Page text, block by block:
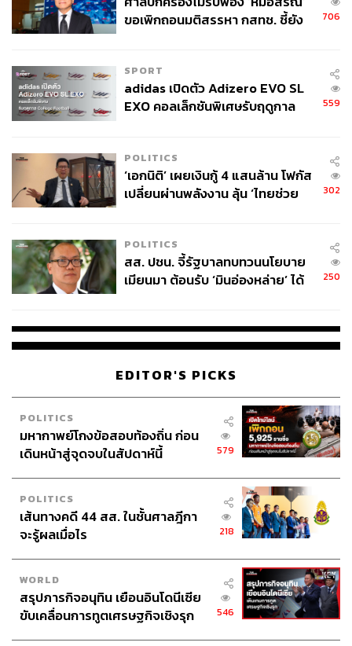
ขอเพิกถอนมติสรรหา กสทช. ชี้ยัง
706
SPORT
adidas เปิดตัว Adizero EVO SL
EXO คอลเล็กชันพิเศษรับฤดูกาล
559
POLITICS
‘เอกนิติ’ เผยเงินกู้ 4 แสนล้าน โฟกัส
เปลี่ยนผ่านพลังงาน ลุ้น ‘ไทยช่วย
302
POLITICS
สส. ปชน. จี้รัฐบาลทบทวนนโยบาย
เมียนมา ต้อนรับ ‘มินอ่องหล่าย’ ได้
250
EDITOR'S PICKS
POLITICS
มหากาพย์โกงข้อสอบท้องถิ่น ก่อน
เดินหน้าสู่จุดจบในสัปดาห์นี้
579
POLITICS
เส้นทางคดี 44 สส. ในชั้นศาลฎีกา
จะรู้ผลเมื่อไร
218
WORLD
สรุปภารกิจอนุทิน เยือนอินโดนีเซีย
ขับเคลื่อนการทูตเศรษฐกิจเชิงรุก
546